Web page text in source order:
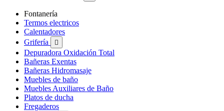
Fontanería
Termos electricos
Calentadores
Grifería

Depuradora Oxidación Total
Bañeras Exentas
Bañeras Hidromasaje
Muebles de baño
Muebles Auxiliares de Baño
Platos de ducha
Fregaderos